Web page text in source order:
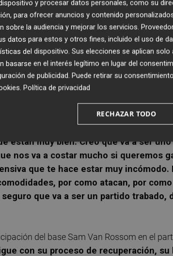
para preparar el encuentro del sábado con
lo mejor que podamos para un partido
no duda en elogiar:
“Son un equipo
excelente. Han ganado dos
puntos y haciendo unas
partido que prácticamente tuvieron
bien”.
“mucho respeto por Obradoiro y
están muy bien. Creo que va a ser
nos va a costar mucho si queremos
que te hace estar muy incómodo.
por como atacan, por
que va a ser un partido trabado,
del base Sam Van Rossom en el
con su proceso de recuperación, su
y procesar datos personales, como su
para ofrecer anuncios y contenido
sobre la audiencia y mejorar los servicios.
datos para estos y otros fines, incluido el uso de
del dispositivo. Sus elecciones se aplican solo
basarse en el interés legítimo en lugar del
de publicidad. Puede retirar su
. Política de privacidad
RECHAZAR TODO